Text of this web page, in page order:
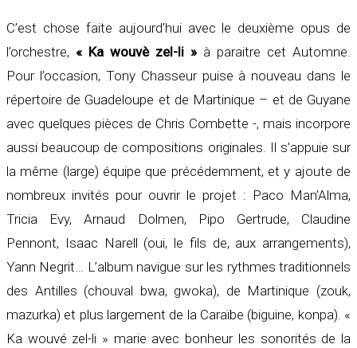
C’est chose faite aujourd’hui avec le deuxième opus de
l’orchestre, « Ka wouvè zel-li » à paraitre cet Automne.
Pour l’occasion, Tony Chasseur puise à nouveau dans le
répertoire de Guadeloupe et de Martinique – et de Guyane
avec quelques pièces de Chris Combette -, mais incorpore
aussi beaucoup de compositions originales. Il s’appuie sur
la même (large) équipe que précédemment, et y ajoute de
nombreux invités pour ouvrir le projet : Paco Man’Alma,
Tricia Evy, Arnaud Dolmen, Pipo Gertrude, Claudine
Pennont, Isaac Narell (oui, le fils de, aux arrangements),
Yann Negrit… L’album navigue sur les rythmes traditionnels
des Antilles (chouval bwa, gwoka), de Martinique (zouk,
mazurka) et plus largement de la Caraïbe (biguine, konpa). «
Ka wouvé zel-li » marie avec bonheur les sonorités de la